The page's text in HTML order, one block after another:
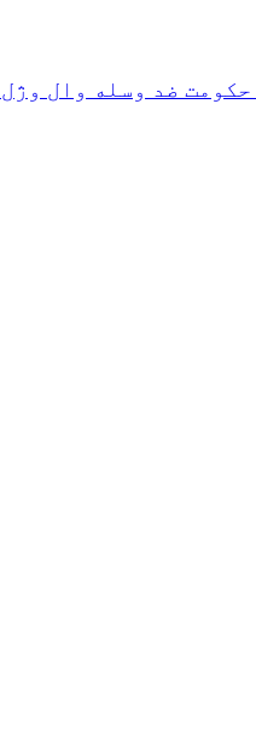
ضد وسله وال